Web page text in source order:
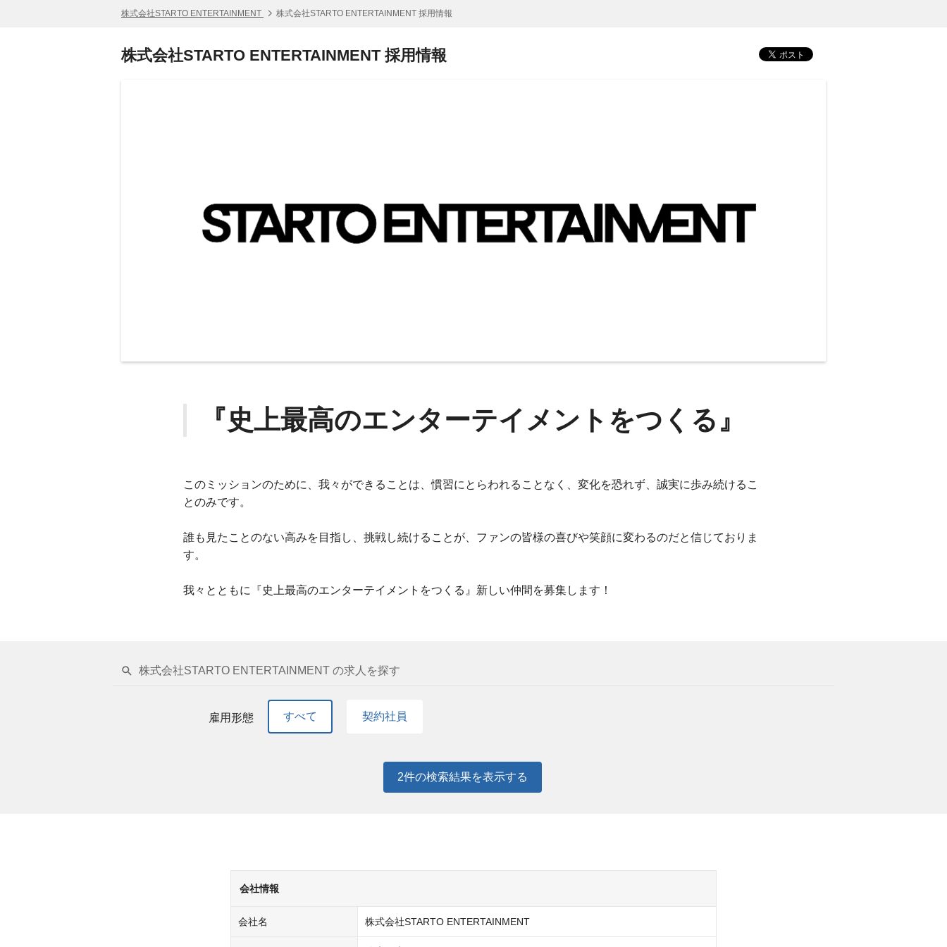
株式会社STARTO ENTERTAINMENT 株式会社STARTO ENTERTAINMENT 採用情報
株式会社STARTO ENTERTAINMENT 採用情報
『史上最高のエンターテイメントをつくる』
このミッションのために、我々ができることは、慣習にとらわれることなく、変化を恐れず、誠実に歩み続けるこ
とのみです。
誰も見たことのない高みを目指し、挑戦し続けることが、ファンの皆様の喜びや笑顔に変わるのだと信じておりま
す。
我々とともに『史上最高のエンターテイメントをつくる』新しい仲間を募集します！
株式会社STARTO ENTERTAINMENT の求人を探す
雇用形態 すべて 契約社員
2件の検索結果を表示する
会社情報
会社名 株式会社STARTO ENTERTAINMENT